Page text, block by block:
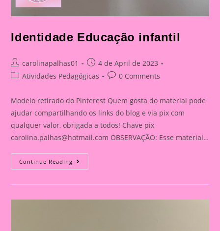
Identidade Educação infantil
Post
author:
carolinapalhas01
Post
published:
4 de April de 2023
PostAtividades Pedagógicas
Post0 Comments
Modelo retirado do Pinterest Quem gosta do material pode
ajudar compartilhando os links do blog e via pix com
qualquer valor, obrigada a todos! Chave pix
carolina.palhas@hotmail.com OBSERVAÇÃO: Esse material…
Continue Reading Identidade
Educação